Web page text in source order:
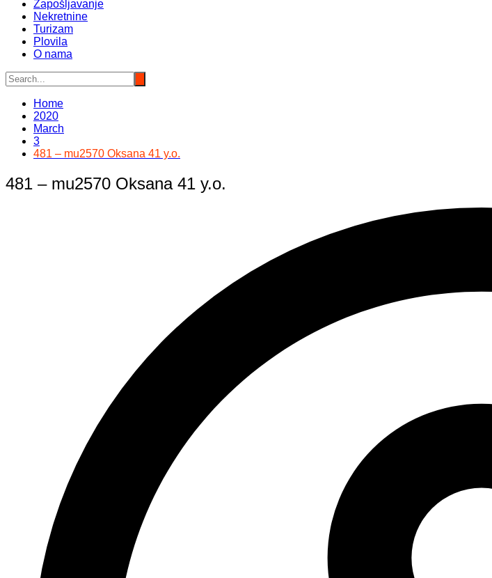
Zapošljavanje
Nekretnine
Turizam
Plovila
O nama
Home
2020
March
3
481 – mu2570 Oksana 41 y.o.
481 – mu2570 Oksana 41 y.o.